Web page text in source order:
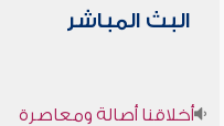
البث المباشر
أخلاقنا أصالة ومعاصرة